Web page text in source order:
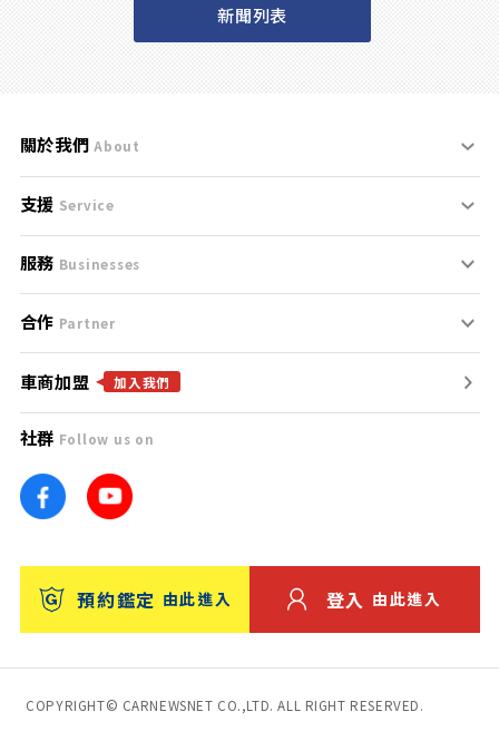
新聞列表
關於我們 About
刊登規範
服務條款
免責聲明
隱私權政策
團隊
車訊網
台灣優良中古車商大獎
支援 Service
支援中心
聯絡我們
服務 Businesses
什麼是Goo鑑定？
找好車
找好店
找海外車
消費者評價
保固
合作 Partner
合作夥伴
廣告合作
車商加盟 加入我們
社群 Follow us on
預約鑑定 由此進入 登入 由此進入
COPYRIGHT© CARNEWSNET CO.,LTD. ALL RIGHT RESERVED.